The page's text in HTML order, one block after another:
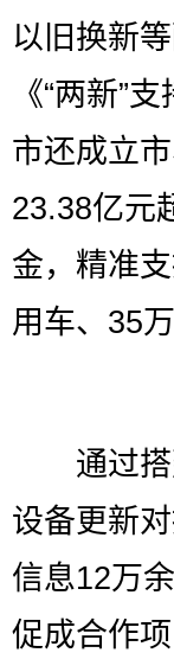
以旧换新
《“两新”
市还成立
23.38亿元
金，精准
用车、35
通过搭
设备更新
信息12万
促成合作